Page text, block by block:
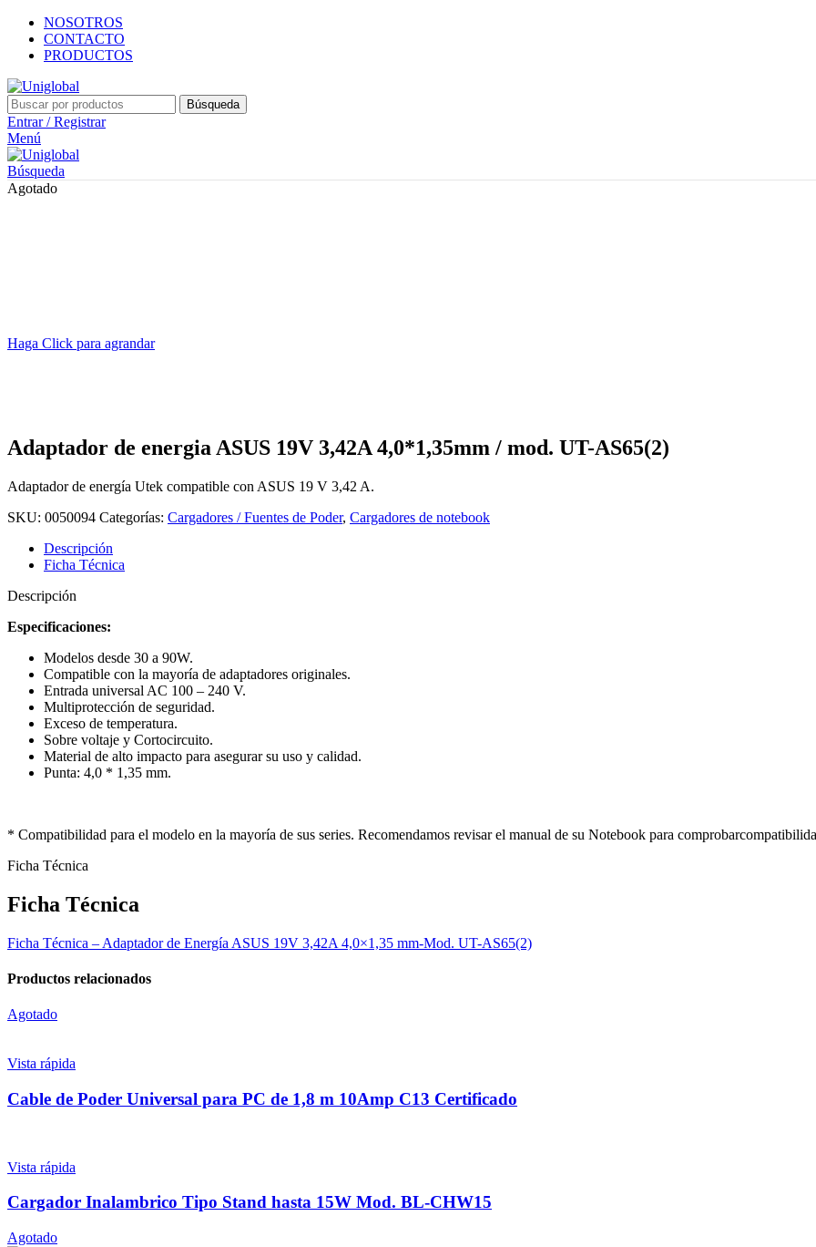
NOSOTROS
CONTACTO
PRODUCTOS
Búsqueda
Entrar / Registrar
Menú
Búsqueda
Agotado
Haga Click para agrandar
Adaptador de energia ASUS 19V 3,42A 4,0*1,35mm / mod. UT-AS65(2)
Adaptador de energía Utek compatible con ASUS 19 V 3,42 A.
SKU: 0050094 Categorías: Cargadores / Fuentes de Poder, Cargadores de notebook
Descripción
Ficha Técnica
Descripción
Especificaciones:
Modelos desde 30 a 90W.
Compatible con la mayoría de adaptadores originales.
Entrada universal AC 100 – 240 V.
Multiprotección de seguridad.
Exceso de temperatura.
Sobre voltaje y Cortocircuito.
Material de alto impacto para asegurar su uso y calidad.
Punta: 4,0 * 1,35 mm.
* Compatibilidad para el modelo en la mayoría de sus series. Recomendamos revisar el manual de su Notebook para
Ficha Técnica
Ficha Técnica
Ficha Técnica – Adaptador de Energía ASUS 19V 3,42A 4,0×1,35 mm-Mod. UT-AS65(2)
Productos relacionados
Agotado
Vista rápida
Cable de Poder Universal para PC de 1,8 m 10Amp C13 Certificado
Vista rápida
Cargador Inalambrico Tipo Stand hasta 15W Mod. BL-CHW15
Agotado